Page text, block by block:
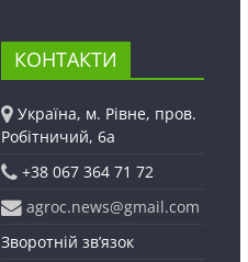
КОНТАКТИ
Україна, м. Рівне, пров.
Робітничий, 6а
+38 067 364 71 72
agroc.news@gmail.com
Зворотній зв’язок